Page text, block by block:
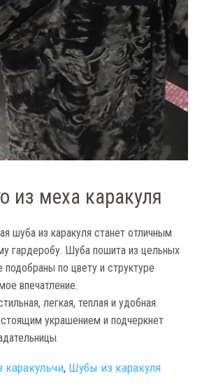
из меха каракуля
шуба из каракуля станет отличным
гардеробу. Шуба пошита из цельных
по цвету и структуре
впечатление.
легкая, теплая и удобная.
украшением и подчеркнет
, Шубы из каракуля